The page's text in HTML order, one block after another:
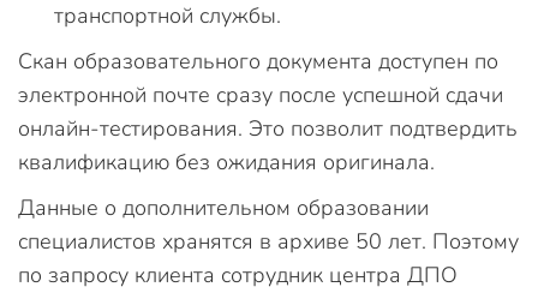
транспортной службы.
Скан образовательного документа доступен по
электронной почте сразу после успешной сдачи
онлайн-тестирования. Это позволит подтвердить
квалификацию без ожидания оригинала.
Данные о дополнительном образовании
специалистов хранятся в архиве 50 лет. Поэтому
по запросу клиента сотрудник центра ДПО